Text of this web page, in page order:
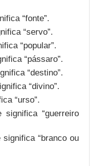
“fonte”.
“servo”.
“popular”.
“pássaro”.
“destino”.
“divino”.
“urso”.
“guerreiro
“branco ou